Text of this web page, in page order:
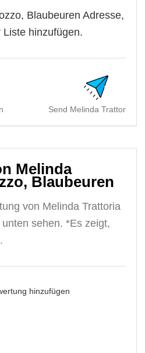
Blaubeuren Adresse,
hinzufügen.
Send Melinda Trattoria Il..
Melinda
Blaubeuren
von Melinda Trattoria
sehen. *Es zeigt,
hinzufügen